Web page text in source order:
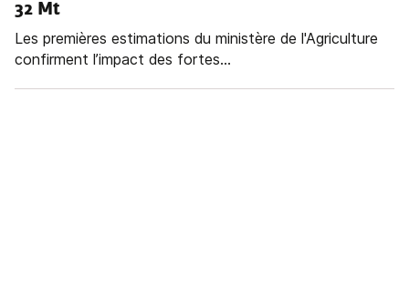
32 Mt
Les premières estimations du ministère de l'Agriculture
confirment l’impact des fortes...